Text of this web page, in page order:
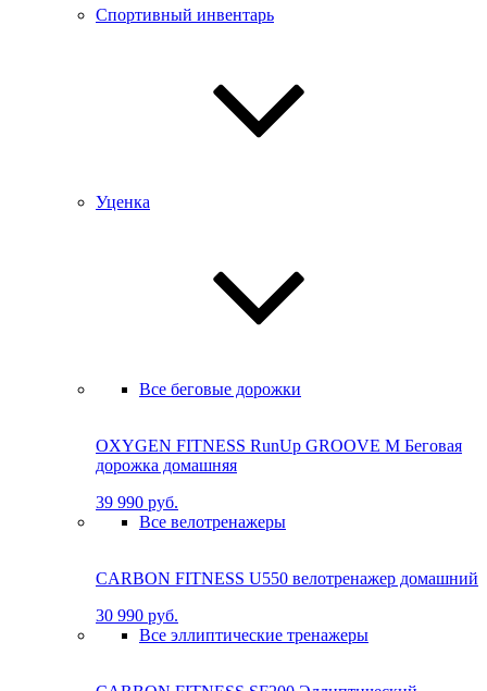
Спортивный инвентарь
Уценка
Все беговые дорожки
OXYGEN FITNESS RunUp GROOVE M Бе­го­вая
до­рож­ка до­маш­няя
39 990 руб.
Все велотренажеры
CARBON FITNESS U550 велотренажер домашний
30 990 руб.
Все эллиптические тренажеры